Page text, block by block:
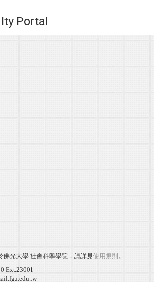
Portal
佛光大學 社會科學學院，請詳見 使用規則 。
Ext.23001